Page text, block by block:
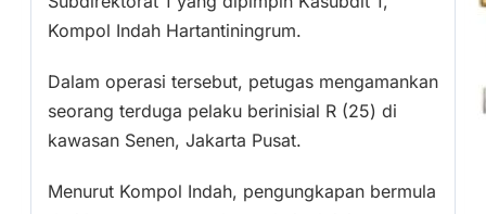
Kompol Indah Hartantiningrum.
Dalam operasi tersebut, petugas mengamankan
seorang terduga pelaku berinisial R (25) di
kawasan Senen, Jakarta Pusat.
Menurut Kompol Indah, pengungkapan bermula